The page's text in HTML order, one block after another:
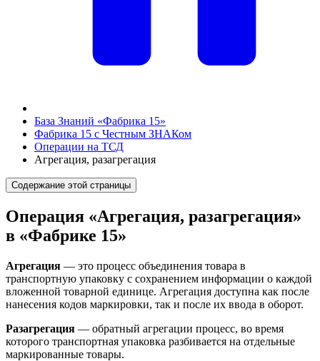
База Знаний «Фабрика 15»
Фабрика 15 с Честным ЗНАКом
Операции на ТСД
Агрегация, разагрегация
Содержание этой страницы
Операция «Агрегация, разагрегация»
в «Фабрике 15»
Агрегация — это процесс объединения товара в
транспортную упаковку с сохранением информации о каждой
вложенной товарной единице. Агрегация доступна как после
нанесения кодов маркировки, так и после их ввода в оборот.
Разагрегация — обратный агрегации процесс, во время
которого транспортная упаковка разбивается на отдельные
маркированные товары.